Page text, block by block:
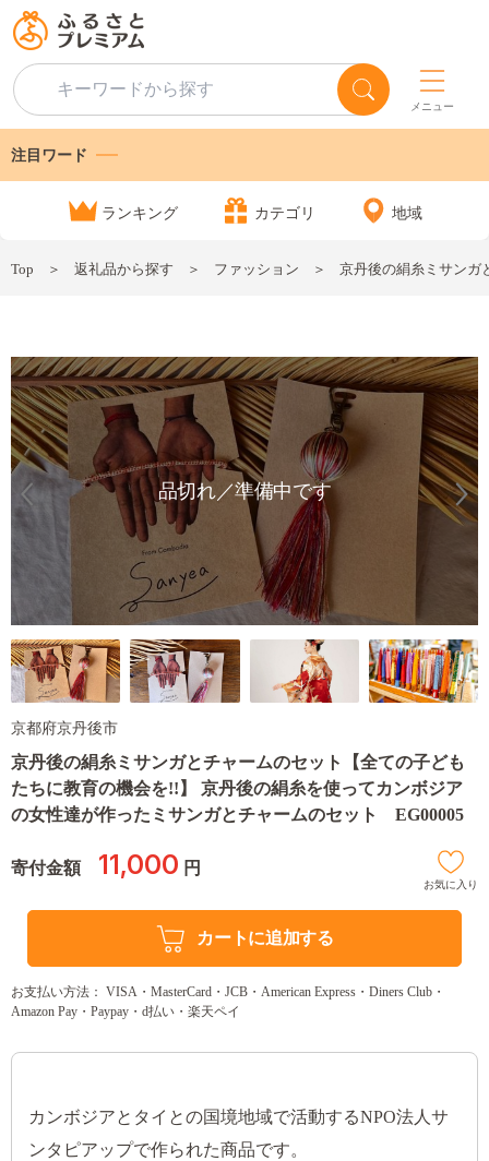
メニュー
注目ワード
ランキング カテゴリ 地域
Top 返礼品から探す ファッション 京丹後の絹糸ミサンガ
品切れ／準備中です
京都府京丹後市
京丹後の絹糸ミサンガとチャームのセット【全ての子ども
たちに教育の機会を!!】 京丹後の絹糸を使ってカンボジア
の女性達が作ったミサンガとチャームのセット EG00005
寄付金額 11,000 円
お気に入り
カートに追加する
お支払い方法： VISA・MasterCard・JCB・American Express・Diners Club・
Amazon Pay・Paypay・d払い・楽天ペイ
カンボジアとタイとの国境地域で活動するNPO法人サ
ンタピアップで作られた商品です。